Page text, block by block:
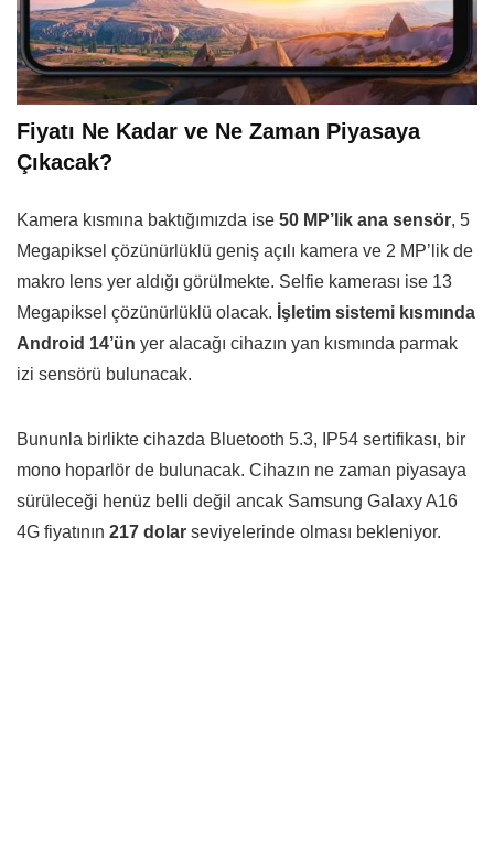
Fiyatı Ne Kadar ve Ne Zaman Piyasaya
Çıkacak?
Kamera kısmına baktığımızda ise 50 MP’lik ana sensör, 5
Megapiksel çözünürlüklü geniş açılı kamera ve 2 MP’lik de
makro lens yer aldığı görülmekte. Selfie kamerası ise 13
Megapiksel çözünürlüklü olacak. İşletim sistemi kısmında
Android 14’ün yer alacağı cihazın yan kısmında parmak
izi sensörü bulunacak.
Bununla birlikte cihazda Bluetooth 5.3, IP54 sertifikası, bir
mono hoparlör de bulunacak. Cihazın ne zaman piyasaya
sürüleceği henüz belli değil ancak Samsung Galaxy A16
4G fiyatının 217 dolar seviyelerinde olması bekleniyor.